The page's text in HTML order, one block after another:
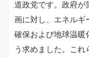
道政党です。政府が
画に対し、エネルギ
確保および地球温暖
う求めました。こ